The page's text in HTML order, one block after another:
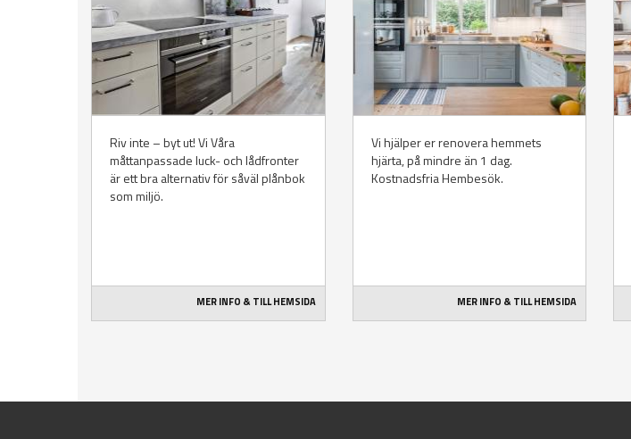
Riv inte – byt ut! Vi Våra
måttanpassade luck- och lådfronter
är ett bra alternativ för såväl plånbok
som miljö.
MER INFO & TILL HEMSIDA
Vi hjälper er renovera hemmets
hjärta, på mindre än 1 dag.
Kostnadsfria Hembesök.
MER INFO & TILL HEMSIDA